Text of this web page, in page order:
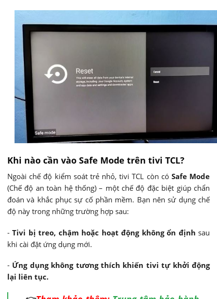
Khi nào cần vào Safe Mode trên tivi TCL?
Ngoài chế độ kiểm soát trẻ nhỏ, tivi TCL còn có Safe Mode
(Chế độ an toàn hệ thống) – một chế độ đặc biệt giúp chẩn
đoán và khắc phục sự cố phần mềm. Bạn nên sử dụng chế
độ này trong những trường hợp sau:
-Tivi bị treo, chậm hoặc hoạt động không ổn định sau
khi cài đặt ứng dụng mới.
- Ứng dụng không tương thích khiến tivi tự khởi động
lại liên tục.